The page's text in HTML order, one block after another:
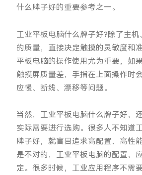
什么牌子好的重要参考之一。
工业平板电脑什么牌子好?除了主
的质量，直接决定触摸的灵敏度和
平板电脑的操作使用尤为重要，如
触摸屏质量差，手指在上面操作时
应慢、断线、漂移等问题。
当然，工业平板电脑什么牌子好，
实际需要进行选购。很多人不知道
牌子好，就盲目追求高配置、高性
是不对的，工业平板电脑的配置，
定。很多时候，工业应用程序不需